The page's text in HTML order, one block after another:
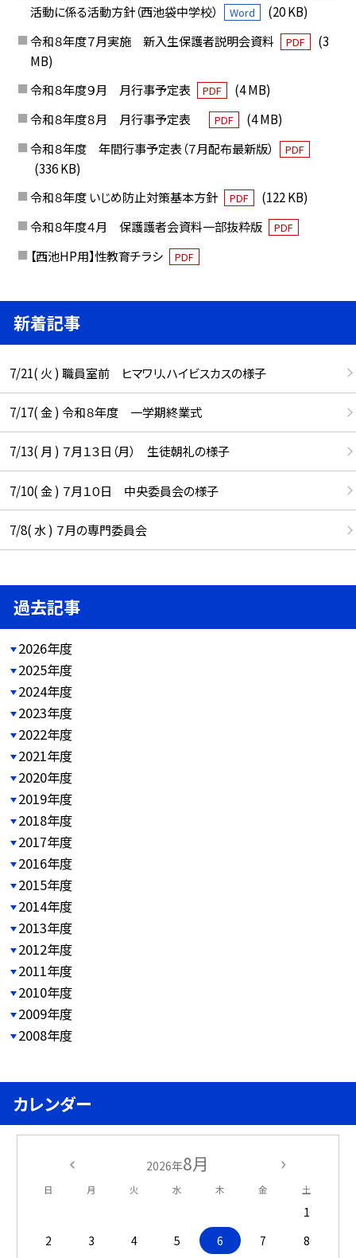
活動に係る活動方針（西池袋中学校）
Word
(20 KB)
令和８年度７月実施 新入生保護者説明会資料
PDF
(3
MB)
令和８年度９月 月行事予定表
PDF
(4 MB)
令和８年度８月 月行事予定表
PDF
(4 MB)
令和８年度 年間行事予定表（７月配布最新版）
PDF
(336 KB)
令和８年度 いじめ防止対策基本方針
PDF
(122 KB)
令和８年度４月 保護護者会資料一部抜粋版
PDF
【西池HP用】性教育チラシ PDF
新着記事
7/21( 火 ) 職員室前 ヒマワリ、ハイビスカスの様子
7/17( 金 ) 令和８年度 一学期終業式
7/13( 月 ) ７月１３日（月） 生徒朝礼の様子
7/10( 金 ) ７月１０日 中央委員会の様子
7/8( 水 ) ７月の専門委員会
過去記事
2026年度
2025年度
2024年度
2023年度
2022年度
2021年度
2020年度
2019年度
2018年度
2017年度
2016年度
2015年度
2014年度
2013年度
2012年度
2011年度
2010年度
2009年度
2008年度
カレンダー
2026年8月
日 月 火 水 木 金 土
1
2
3 4 5 6 7
8